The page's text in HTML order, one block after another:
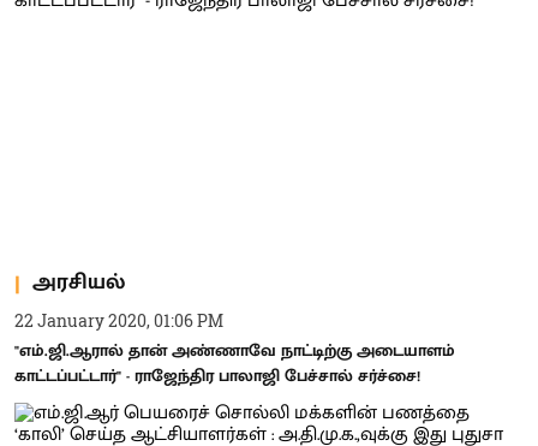
அரசியல்
22 January 2020, 01:06 PM
"எம்.ஜி.ஆரால் தான் அண்ணாவே நாட்டிற்கு அடையாளம்
காட்டப்பட்டார்" - ராஜேந்திர பாலாஜி பேச்சால் சர்ச்சை!